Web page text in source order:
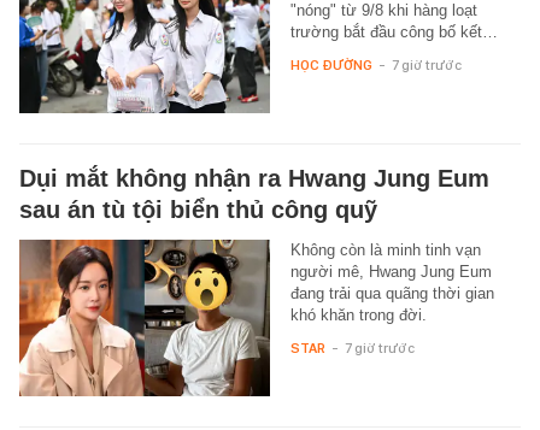
"nóng" từ 9/8 khi hàng loạt
trường bắt đầu công bố kết…
HỌC ĐƯỜNG - 7 giờ trước
Dụi mắt không nhận ra Hwang Jung Eum
sau án tù tội biển thủ công quỹ
Không còn là minh tinh vạn
người mê, Hwang Jung Eum
đang trải qua quãng thời gian
khó khăn trong đời.
STAR - 7 giờ trước